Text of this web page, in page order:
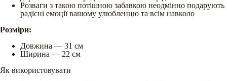
Розваги з такою потішною забавкою неодмінно подарують
радісні емоції вашому улюбленцю та всім навколо
Розміри:
Довжина — 31 см
Ширина — 22 см
Як використовувати